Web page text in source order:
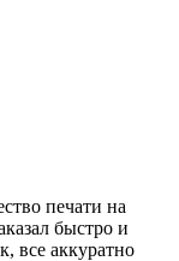
печати на
быстро и
все аккуратно